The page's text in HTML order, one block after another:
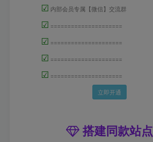
☑ 内部会员专属【微信】交流群
☑ =====================
☑ =====================
☑ =====================
☑ =====================
立即开通
搭建同款站点